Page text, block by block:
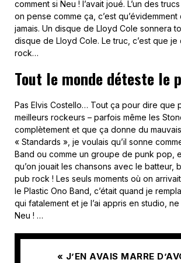
comment si Neu ! l’avait joué. L’un des
on pense comme ça, c’est qu’évidemment
jamais. Un disque de Lloyd Cole sonnera
disque de Lloyd Cole. Le truc, c’est que
rock…
Tout le monde déteste le
Pas Elvis Costello… Tout ça pour dire que
meilleurs rockeurs – parfois même les
complètement et que ça donne du
« Standards », je voulais qu’il sonne
Band ou comme un groupe de punk pop,
qu’on jouait les chansons avec le batteur,
pub rock ! Les seuls moments où on
le Plastic Ono Band, c’était quand je
qui fatalement et je l’ai appris en studio,
Neu ! …
« J’EN AVAIS MARRE